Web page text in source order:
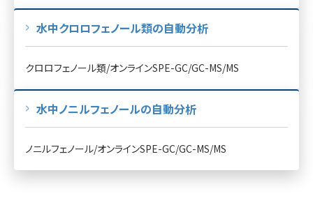
水中クロロフェノール類の自動分析
クロロフェノール類/オンラインSPE-GC/GC-MS/MS
水中ノニルフェノールの自動分析
ノニルフェノール/オンラインSPE-GC/GC-MS/MS